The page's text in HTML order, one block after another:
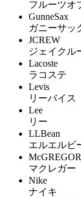
フルーツオ
GunneSax
ガニーサッ
JCREW
ジェイクル
Lacoste
ラコステ
Levis
リーバイス
Lee
リー
LLBean
エルエルビ
McGREGOR
マクレガー
Nike
ナイキ